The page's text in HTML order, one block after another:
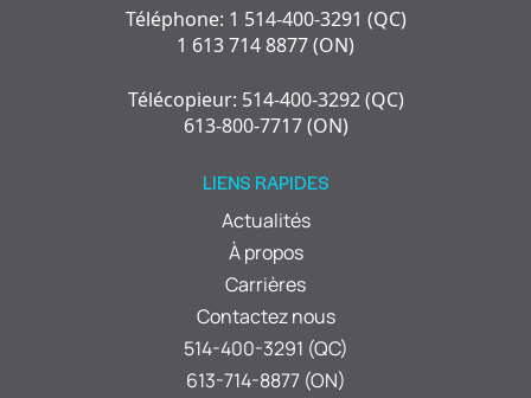
Téléphone: 1 514-400-3291 (QC)
1 613 714 8877 (ON)
Télécopieur: 514-400-3292 (QC)
613-800-7717 (ON)
LIENS RAPIDES
Actualités
À propos
Carrières
Contactez nous
514-400-3291 (QC)
613-714-8877 (ON)